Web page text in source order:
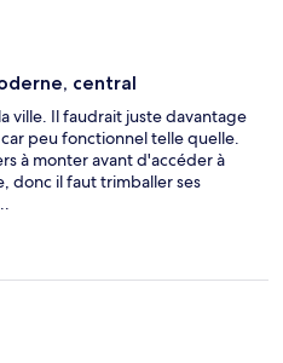
central
ville. Il faudrait juste davantage
peu fonctionnel telle quelle.
à monter avant d'accéder à
donc il faut trimballer ses